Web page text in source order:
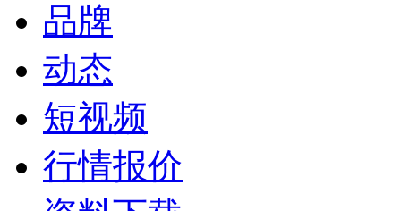
品牌
动态
短视频
行情报价